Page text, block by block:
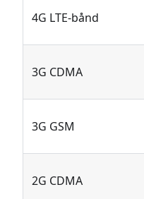
4G LTE-bånd
3G CDMA
3G GSM
2G CDMA